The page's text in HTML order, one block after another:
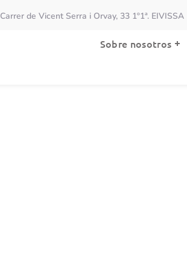
Carrer de Vicent Serra i Orvay, 33 1º1ª. EIVISSA
Sobre nosotros
Especialidades